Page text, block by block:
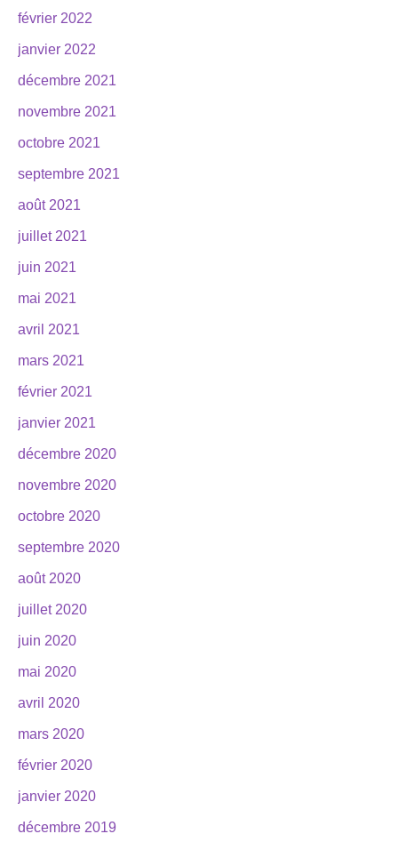
février 2022
janvier 2022
décembre 2021
novembre 2021
octobre 2021
septembre 2021
août 2021
juillet 2021
juin 2021
mai 2021
avril 2021
mars 2021
février 2021
janvier 2021
décembre 2020
novembre 2020
octobre 2020
septembre 2020
août 2020
juillet 2020
juin 2020
mai 2020
avril 2020
mars 2020
février 2020
janvier 2020
décembre 2019